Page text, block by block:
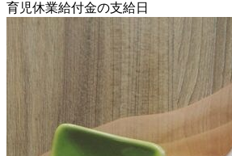
育児休業給付金の支給日